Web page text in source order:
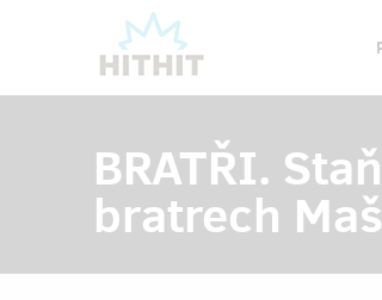
BRATŘI.
bratrech